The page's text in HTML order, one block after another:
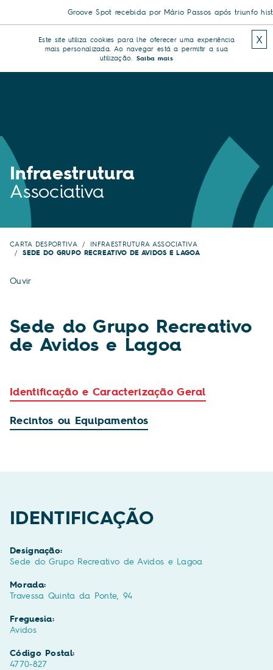
Groove Spot recebida por Mário Passos após triunfo
Este site utiliza cookies para lhe oferecer uma experiência
mais personalizada. Ao navegar está a permitir a sua
utilização. Saiba mais
X
Infraestrutura
Associativa
CARTA DESPORTIVA INFRAESTRUTURA ASSOCIATIVA
SEDE DO GRUPO RECREATIVO DE AVIDOS E LAGOA
Ouvir
Sede do Grupo Recreativo
de Avidos e Lagoa
Identificação e Caracterização Geral
Recintos ou Equipamentos
IDENTIFICAÇÃO
Designação:
Sede do Grupo Recreativo de Avidos e Lagoa
Morada:
Travessa Quinta da Ponte, 94
Freguesia:
Avidos
Código Postal:
4770-827